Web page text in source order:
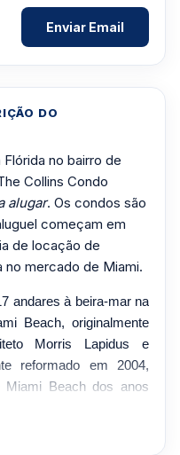
DO
no bairro de
Collins Condo
alugar. Os condos são
começam em
de locação de
mercado de Miami.
andares à beira-mar na
Beach, originalmente
Morris Lapidus e
reformado em 2004,
Beach dos anos
vida mais tranquilo à